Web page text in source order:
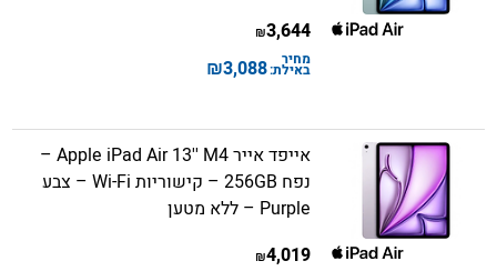
3,644
₪
מחיר
באילת:3,088
₪
אייפד אייר Apple iPad Air 13'' M4 –
נפח 256GB – קישוריות Wi-Fi – צבע
Purple – ללא מטען
4,019
₪